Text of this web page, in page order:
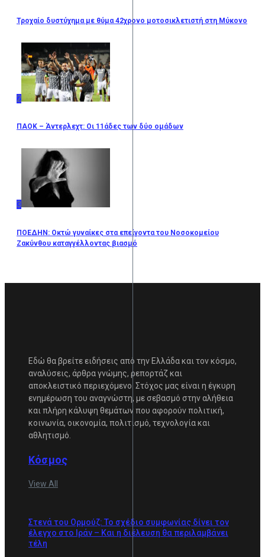
Τροχαίο δυστύχημα με θύμα 42χρονο μοτοσικλετιστή στη Μύκονο
2
ΠΑΟΚ – Άντερλεχτ: Οι 11άδες των δύο ομάδων
3
ΠΟΕΔΗΝ: Οκτώ γυναίκες στα επείγοντα του Νοσοκομείου
Ζακύνθου καταγγέλλοντας βιασμό
Εδώ θα βρείτε ειδήσεις από την Ελλάδα και τον κόσμο,
αναλύσεις, άρθρα γνώμης, ρεπορτάζ και
αποκλειστικό περιεχόμενο. Στόχος μας είναι η έγκυρη
ενημέρωση του αναγνώστη, με σεβασμό στην αλήθεια
και πλήρη κάλυψη θεμάτων που αφορούν πολιτική,
κοινωνία, οικονομία, πολιτισμό, τεχνολογία και
αθλητισμό.
Κόσμος
View All
Στενά του Ορμούζ: Το σχέδιο συμφωνίας δίνει τον
έλεγχο στο Ιράν – Και η διέλευση θα περιλαμβάνει
τέλη